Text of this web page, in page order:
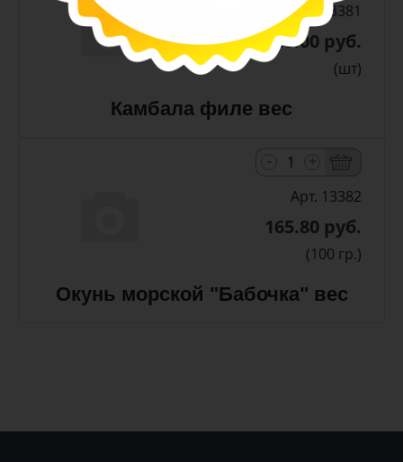
Арт. 13381
588.00 руб.
(шт)
Камбала филе вес
Арт. 13382
165.80 руб.
(100 гр.)
Окунь морской "Бабочка" вес